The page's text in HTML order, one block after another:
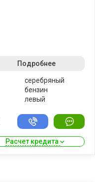
серебряный
бензин
левый
Подробнее
Расчет кредита